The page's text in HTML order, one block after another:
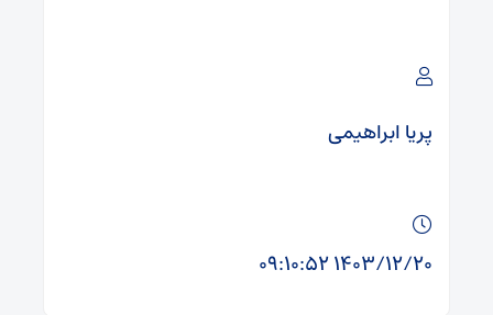
پریا ابراهیمی
۱۴۰۳/۱۲/۲۰ ۰۹:۱۰:۵۲